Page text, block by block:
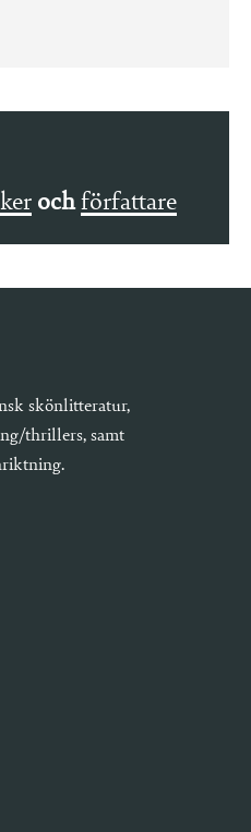
och författare
skönlitteratur,
thrillers, samt